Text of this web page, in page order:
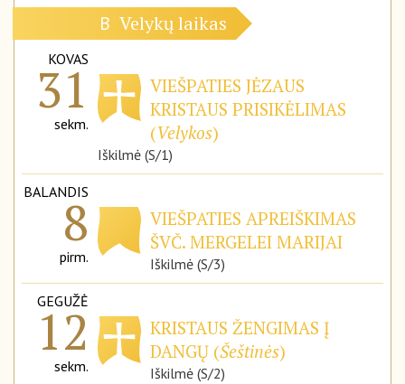
B Velykų laikas
KOVAS
31
sekm.
VIEŠPATIES JĖZAUS
KRISTAUS PRISIKĖLIMAS
(Velykos)
Iškilmė (S/1)
BALANDIS
8
pirm.
VIEŠPATIES APREIŠKIMAS
ŠVČ. MERGELEI MARIJAI
Iškilmė (S/3)
GEGUŽĖ
12
sekm.
KRISTAUS ŽENGIMAS Į
DANGŲ (Šeštinės)
Iškilmė (S/2)